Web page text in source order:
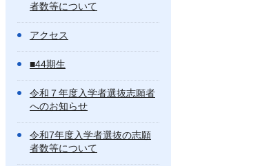
者数等について
アクセス
■44期生
令和７年度入学者選抜志願者
へのお知らせ
令和7年度入学者選抜の志願
者数等について